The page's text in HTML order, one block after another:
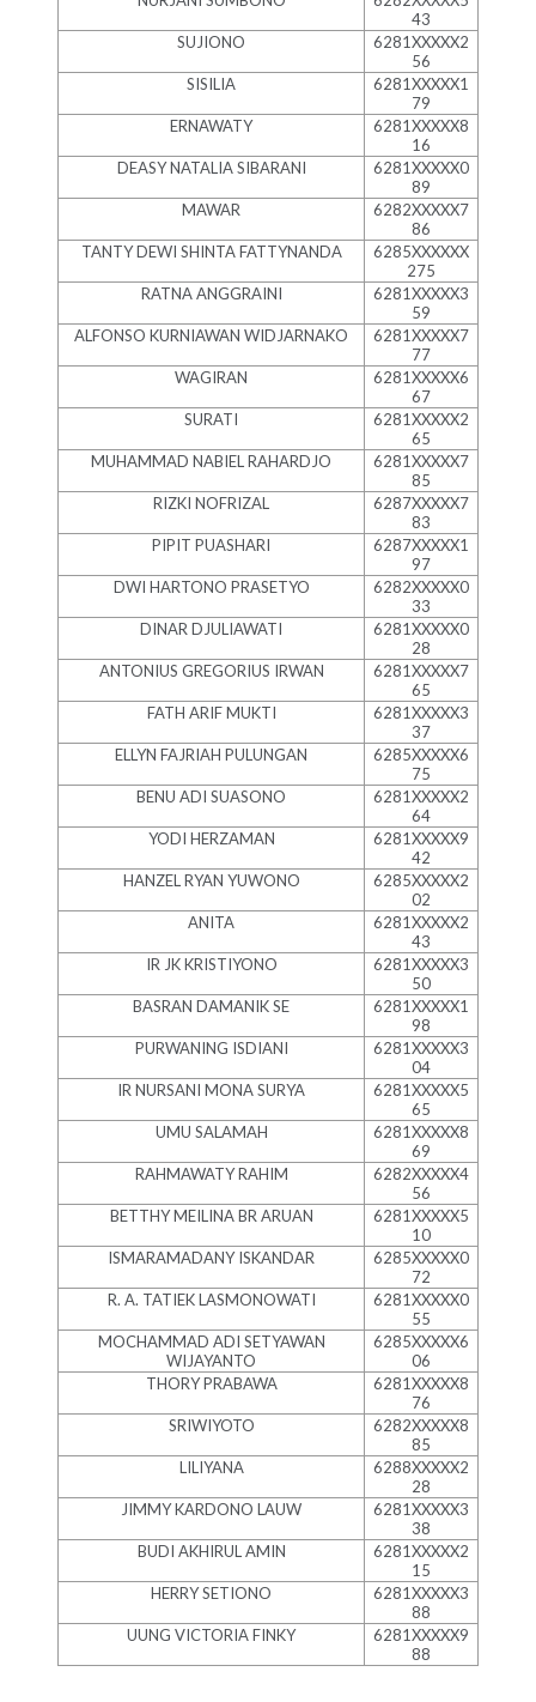
43
SUJIONO
6281XXXXX2
56
SISILIA
6281XXXXX1
79
ERNAWATY
6281XXXXX8
16
DEASY NATALIA SIBARANI
6281XXXXX0
89
MAWAR
6282XXXXX7
86
TANTY DEWI SHINTA FATTYNANDA
6285XXXXXX
275
RATNA ANGGRAINI
6281XXXXX3
59
ALFONSO KURNIAWAN WIDJARNAKO
6281XXXXX7
77
WAGIRAN
6281XXXXX6
67
SURATI
6281XXXXX2
65
MUHAMMAD NABIEL RAHARDJO
6281XXXXX7
85
RIZKI NOFRIZAL
6287XXXXX7
83
PIPIT PUASHARI
6287XXXXX1
97
DWI HARTONO PRASETYO
6282XXXXX0
33
DINAR DJULIAWATI
6281XXXXX0
28
ANTONIUS GREGORIUS IRWAN
6281XXXXX7
65
FATH ARIF MUKTI
6281XXXXX3
37
ELLYN FAJRIAH PULUNGAN
6285XXXXX6
75
BENU ADI SUASONO
6281XXXXX2
64
YODI HERZAMAN
6281XXXXX9
42
HANZEL RYAN YUWONO
6285XXXXX2
02
ANITA
6281XXXXX2
43
IR JK KRISTIYONO
6281XXXXX3
50
BASRAN DAMANIK SE
6281XXXXX1
98
PURWANING ISDIANI
6281XXXXX3
04
IR NURSANI MONA SURYA
6281XXXXX5
65
UMU SALAMAH
6281XXXXX8
69
RAHMAWATY RAHIM
6282XXXXX4
56
BETTHY MEILINA BR ARUAN
6281XXXXX5
10
ISMARAMADANY ISKANDAR
6285XXXXX0
72
R. A. TATIEK LASMONOWATI
6281XXXXX0
55
MOCHAMMAD ADI SETYAWAN
WIJAYANTO
6285XXXXX6
06
THORY PRABAWA
6281XXXXX8
76
SRIWIYOTO
6282XXXXX8
85
LILIYANA
6288XXXXX2
28
JIMMY KARDONO LAUW
6281XXXXX3
38
BUDI AKHIRUL AMIN
6281XXXXX2
15
HERRY SETIONO
6281XXXXX3
88
UUNG VICTORIA FINKY
6281XXXXX9
88